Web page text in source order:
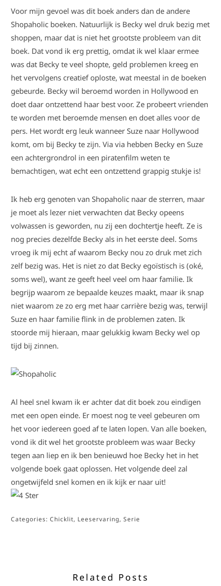
Voor mijn gevoel was dit boek anders dan de andere
Shopaholic boeken. Natuurlijk is Becky wel druk bezig met
shoppen, maar dat is niet het grootste probleem van dit
boek. Dat vond ik erg prettig, omdat ik wel klaar ermee
was dat Becky te veel shopte, geld problemen kreeg en
het vervolgens creatief oploste, wat meestal in de boeken
gebeurde. Becky wil beroemd worden in Hollywood en
doet daar ontzettend haar best voor. Ze probeert vrienden
te worden met beroemde mensen en doet alles voor de
pers. Het wordt erg leuk wanneer Suze naar Hollywood
komt, om bij Becky te zijn. Via via hebben Becky en Suze
een achtergrondrol in een piratenfilm weten te
bemachtigen, wat echt een ontzettend grappig stukje is!
Ik heb erg genoten van Shopaholic naar de sterren, maar
je moet als lezer niet verwachten dat Becky opeens
volwassen is geworden, nu zij een dochtertje heeft. Ze is
nog precies dezelfde Becky als in het eerste deel. Soms
vroeg ik mij echt af waarom Becky nou zo druk met zich
zelf bezig was. Het is niet zo dat Becky egoïstisch is (oké,
soms wel), want ze geeft heel veel om haar familie. Ik
begrijp waarom ze bepaalde keuzes maakt, maar ik snap
niet waarom ze zo erg met haar carrière bezig was, terwijl
Suze en haar familie flink in de problemen zaten. Ik
stoorde mij hieraan, maar gelukkig kwam Becky wel op
tijd bij zinnen.
Al heel snel kwam ik er achter dat dit boek zou eindigen
met een open einde. Er moest nog te veel gebeuren om
het voor iedereen goed af te laten lopen. Van alle boeken,
vond ik dit wel het grootste probleem was waar Becky
tegen aan liep en ik ben benieuwd hoe Becky het in het
volgende boek gaat oplossen. Het volgende deel zal
ongetwijfeld snel komen en ik kijk er naar uit!
Categories:Chicklit, Leeservaring,Serie
Related Posts